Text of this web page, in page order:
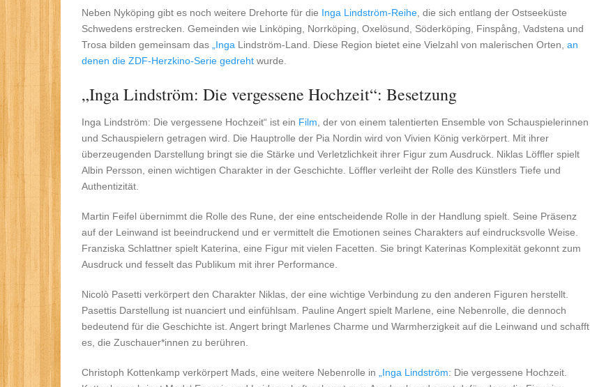
Neben Nyköping gibt es noch weitere Drehorte für die Inga Lindström-Reihe , die sich entlang der Ostseeküste
Schwedens erstrecken. Gemeinden wie Linköping, Norrköping, Oxelösund, Söderköping, Finspång, Vadstena und
Trosa bilden gemeinsam das
„Inga Lindström-Land. Diese Region bietet eine Vielzahl von malerischen Orten, an
denen die ZDF-Herzkino-Serie gedreht wurde.
„Inga Lindström: Die vergessene Hochzeit“: Besetzung
Inga Lindström: Die vergessene Hochzeit“ ist ein Film , der von einem talentierten Ensemble von Schauspielerinnen
und Schauspielern getragen wird. Die Hauptrolle der Pia Nordin wird von Vivien König verkörpert. Mit ihrer
überzeugenden Darstellung bringt sie die Stärke und Verletzlichkeit ihrer Figur zum Ausdruck. Niklas Löffler spielt
Albin Persson, einen wichtigen Charakter in der Geschichte. Löffler verleiht der Rolle des Künstlers Tiefe und
Authentizität.
Martin Feifel übernimmt die Rolle des Rune, der eine entscheidende Rolle in der Handlung spielt. Seine Präsenz
auf der Leinwand ist beeindruckend und er vermittelt die Emotionen seines Charakters auf eindrucksvolle Weise.
Franziska Schlattner spielt Katerina, eine Figur mit vielen Facetten. Sie bringt Katerinas Komplexität gekonnt zum
Ausdruck und fesselt das Publikum mit ihrer Performance.
Nicolò Pasetti verkörpert den Charakter Niklas, der eine wichtige Verbindung zu den anderen Figuren herstellt.
Pasettis Darstellung ist nuanciert und einfühlsam. Pauline Angert spielt Marlene, eine Nebenrolle, die dennoch
bedeutend für die Geschichte ist. Angert bringt Marlenes Charme und Warmherzigkeit auf die Leinwand und schafft
es, die Zuschauer*innen zu berühren.
Christoph Kottenkamp verkörpert Mads, eine weitere Nebenrolle in „Inga Lindström: Die vergessene Hochzeit.